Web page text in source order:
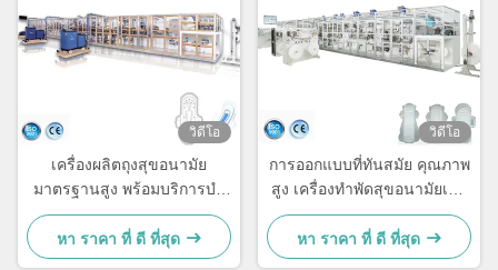
วิดีโอ
เครื่องผลิตถุงสุขอนามัย
มาตรฐานสูง พร้อมบริการบํา
รุงรักษาและซ่อมแซมพื้นที่
หา ราคา ที่ ดี ที่สุด
วิดีโอ
การออกแบบที่ทันสมัย คุณภาพ
สูง เครื่องทําพัดสุขอนามัยเต็ม
เซอร์โว 1500 ชิ้น/นาที
หา ราคา ที่ ดี ที่สุด